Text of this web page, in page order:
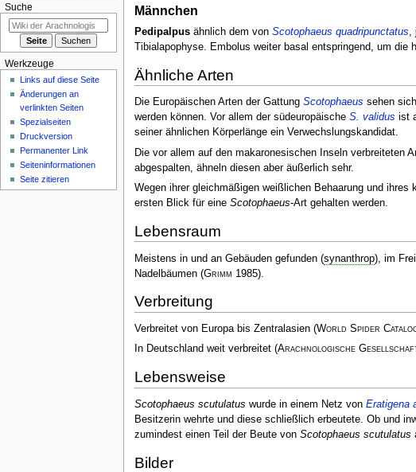
Männchen
Pedipalpusähnlich dem von Scotophaeus quadripunctatus,
Tibialapophyse. Embolus weiter basal entspringend, um die
Ähnliche Arten
Die Europäischen Arten der Gattung Scotophaeus sehen
werden können. Vor allem der südeuropäische S. validus ist
seiner ähnlichen Körperlänge ein Verwechslungskandidat.
Die vor allem auf den makaronesischen Inseln verbreiteten
abgespalten, ähneln diesen aber äußerlich sehr.
Wegen ihrer gleichmäßigen weißlichen Behaarung und
ersten Blick für eine Scotophaeus-Art gehalten werden.
Lebensraum
Meistens in und an Gebäuden gefunden (synanthrop), im
Nadelbäumen (Grimm 1985).
Verbreitung
Verbreitet von Europa bis Zentralasien (World Spider
In Deutschland weit verbreitet (Arachnologische
Lebensweise
Scotophaeus scutulatus wurde in einem Netz von Eratigena
Besitzerin wehrte und diese schließlich erbeutete. Ob und
zumindest einen Teil der Beute von Scotophaeus scutulatus
Bilder
Suche
Werkzeuge
Links auf diese Seite
Änderungen an
verlinkten Seiten
Spezialseiten
Druckversion
Permanenter Link
Seiten­­informationen
Seite zitieren